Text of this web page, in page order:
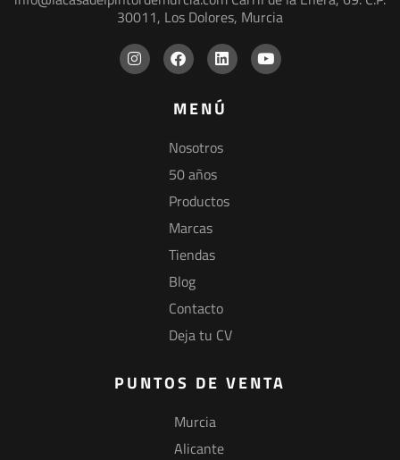
30011, Los Dolores, Murcia
MENÚ
Nosotros
50 años
Productos
Marcas
Tiendas
Blog
Contacto
Deja tu CV
PUNTOS DE VENTA
Murcia
Alicante